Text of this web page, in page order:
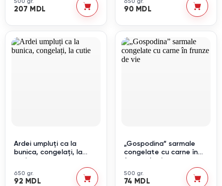
500 gr.
207 MDL
650 gr.
90 MDL
Ardei umpluți ca la
bunica, congelați, la
650 gr.
92 MDL
„Gospodina” sarmale
congelate cu carne în
500 gr.
74 MDL